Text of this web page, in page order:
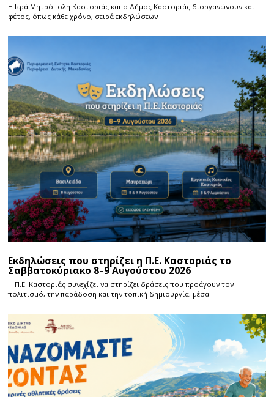
Η Ιερά Μητρόπολη Καστοριάς και ο Δήμος Καστοριάς διοργανώνουν και
φέτος, όπως κάθε χρόνο, σειρά εκδηλώσεων
Εκδηλώσεις που στηρίζει η Π.Ε. Καστοριάς το
Σαββατοκύριακο 8–9 Αυγούστου 2026
Η Π.E. Καστοριάς συνεχίζει να στηρίζει δράσεις που προάγουν τον
πολιτισμό, την παράδοση και την τοπική δημιουργία, μέσα